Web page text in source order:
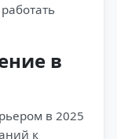
в
в 2025
к